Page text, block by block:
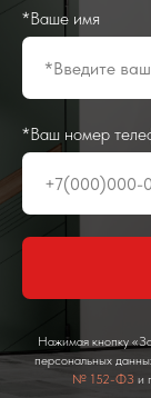
*Ваше имя
*Ваш номер
Нажимая кнопку
персональных
№ 152-ФЗ и